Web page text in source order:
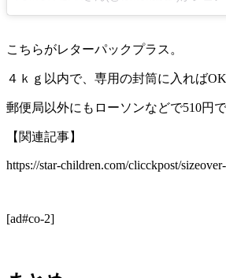
こちらがレターパックプラス。
４ｋｇ以内で、専用の封筒に入ればOK
郵便局以外にもローソンなどで510円
【関連記事】
https://star-children.com/clicckpost/
[ad#co-2]